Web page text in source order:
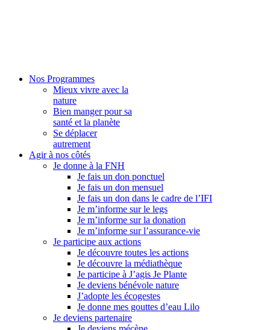
Nos Programmes
Mieux vivre avec la
nature
Bien manger pour sa
santé et la planète
Se déplacer
autrement
Agir à nos côtés
Je donne à la FNH
Je fais un don ponctuel
Je fais un don mensuel
Je fais un don dans le cadre de l’IFI
Je m’informe sur le legs
Je m’informe sur la donation
Je m’informe sur l’assurance-vie
Je participe aux actions
Je découvre toutes les actions
Je découvre la médiathèque
Je participe à J’agis Je Plante
Je deviens bénévole nature
J’adopte les écogestes
Je donne mes gouttes d’eau Lilo
Je deviens partenaire